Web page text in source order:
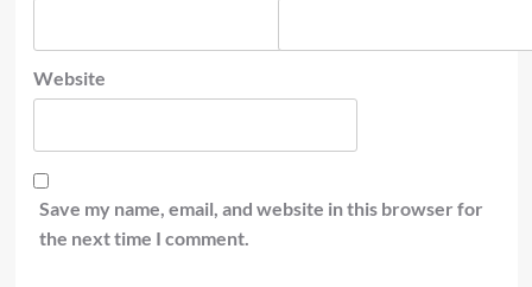
Website
Save my name, email, and website in this browser for
the next time I comment.